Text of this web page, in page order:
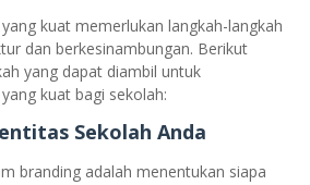
kuat memerlukan langkah-langkah
dan berkesinambungan. Berikut
yang dapat diambil untuk
kuat bagi sekolah:
Sekolah Anda
branding adalah menentukan siapa